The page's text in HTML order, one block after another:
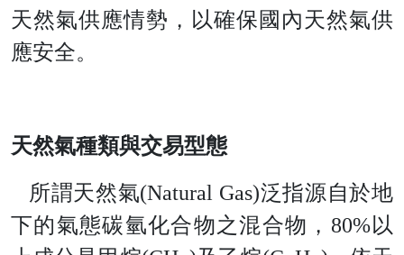
天然氣供應情勢，以確保國內天然氣供
應安全。
天然氣種類與交易型態
所謂天然氣(Natural Gas)泛指源自於地
下的氣態碳氫化合物之混合物 ， 80%以